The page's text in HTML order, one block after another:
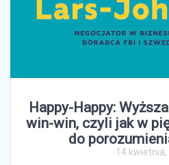
Happy-Happy:
win-win, czyli jak w
do
14 kwietnia,